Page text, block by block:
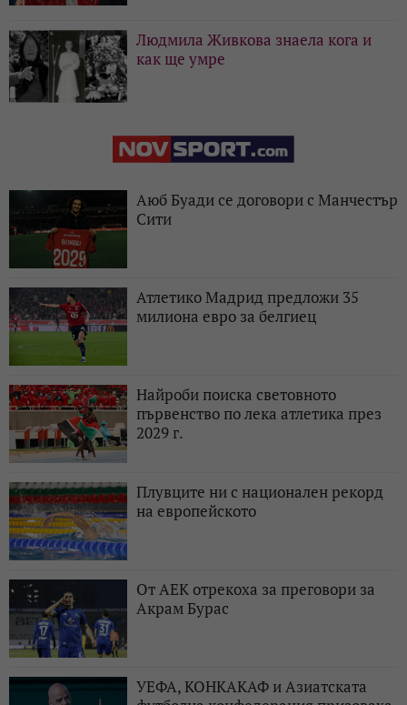
Людмила Живкова знаела кога и
как ще умре
Аюб Буади се договори с Манчестър
Сити
Атлетико Мадрид предложи 35
милиона евро за белгиец
Найроби поиска световното
първенство по лека атлетика през
2029 г.
Плувците ни с национален рекорд
на европейското
От АЕК отрекоха за преговори за
Акрам Бурас
УЕФА, КОНКАКАФ и Азиатската